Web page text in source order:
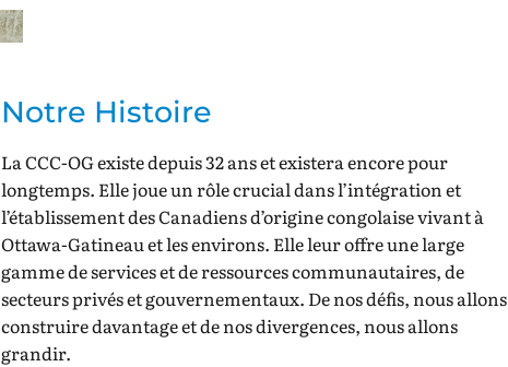
Notre Histoire
La CCC-OG existe depuis 32 ans et existera encore pour
longtemps. Elle joue un rôle crucial dans l’intégration et
l’établissement des Canadiens d’origine congolaise vivant à
Ottawa-Gatineau et les environs. Elle leur offre une large
gamme de services et de ressources communautaires, de
secteurs privés et gouvernementaux. De nos défis, nous allons
construire davantage et de nos divergences, nous allons
grandir.